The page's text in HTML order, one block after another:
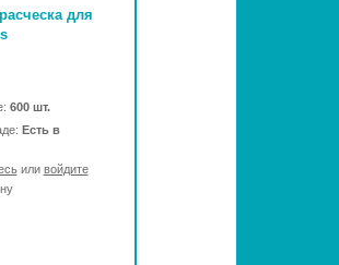
для
600 шт.
Есть в
или войдите